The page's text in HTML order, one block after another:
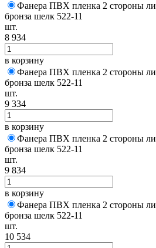
Фанера ПВХ пленка 2 стороны
бронза шелк 522-11
шт.
8 934
в корзину
Фанера ПВХ пленка 2 стороны
бронза шелк 522-11
шт.
9 334
в корзину
Фанера ПВХ пленка 2 стороны
бронза шелк 522-11
шт.
9 834
в корзину
Фанера ПВХ пленка 2 стороны
бронза шелк 522-11
шт.
10 534